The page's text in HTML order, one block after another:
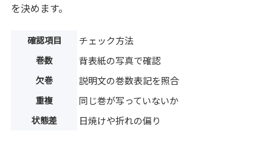
を決めます。
確認項目 チェック方法
巻数 背表紙の写真で確認
欠巻 説明文の巻数表記を照合
重複 同じ巻が写っていないか
状態差 日焼けや折れの偏り